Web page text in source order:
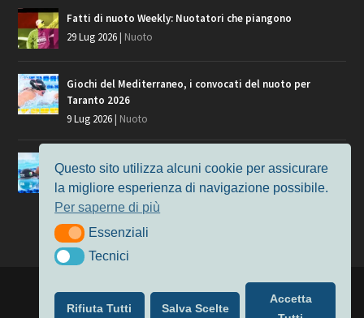
Fatti di nuoto Weekly: Nuotatori che piangono
29 Lug 2026| Nuoto
Giochi del Mediterraneo, i convocati del nuoto per
Taranto 2026
9 Lug 2026| Nuoto
Europei di Nuoto Parigi 2026: fra veterani e giovani, chi
7 Lug 2026
Nuoto
| Alimentato da
Nuoto
MasterS Podcast Il Nuoto in Cifre
Questo sito utilizza alcuni cookie per assicurare
la migliore esperienza di navigazione possibile.
Per saperne di più
EssenzialiEssenziali
TecniciTecnici
Rifiuta Tutti Salva Scelte
Accetta